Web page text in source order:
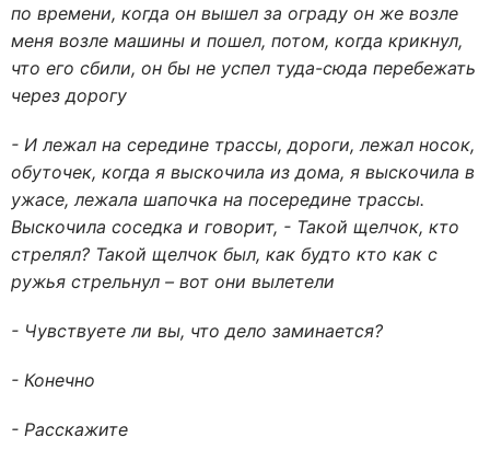
по времени, когда он вышел за ограду он же возле
меня возле машины и пошел, потом, когда крикнул,
что его сбили, он бы не успел туда-сюда перебежать
через дорогу
- И лежал на середине трассы, дороги, лежал носок,
обуточек, когда я выскочила из дома, я выскочила в
ужасе, лежала шапочка на посередине трассы.
Выскочила соседка и говорит, - Такой щелчок, кто
стрелял? Такой щелчок был, как будто кто как с
ружья стрельнул – вот они вылетели
- Чувствуете ли вы, что дело заминается?
- Конечно
- Расскажите